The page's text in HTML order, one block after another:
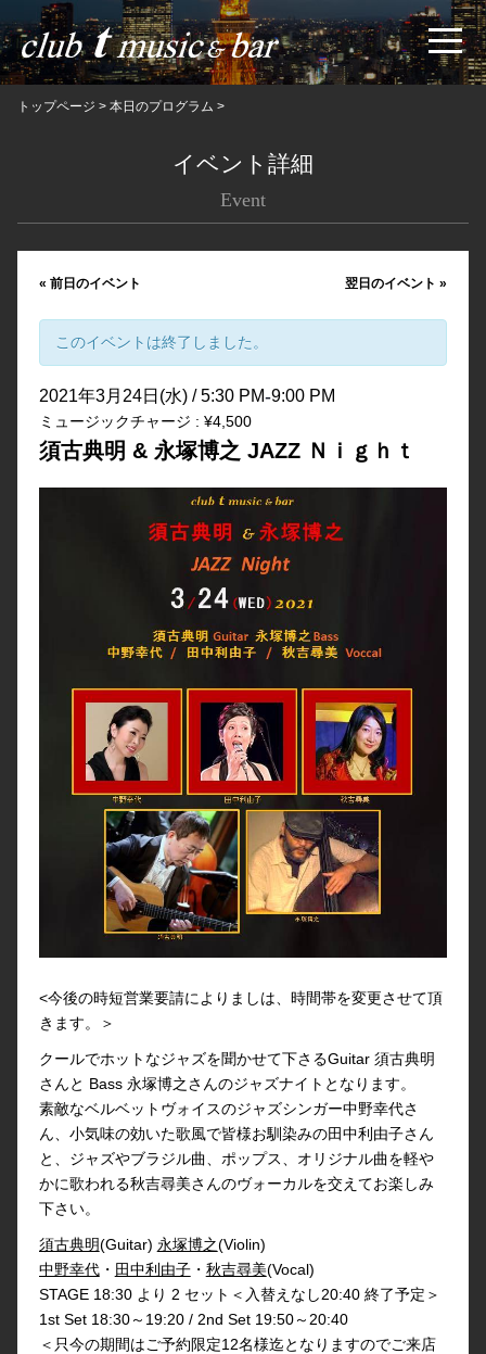
トップページ > 本日のプログラム >
イベント詳細
Event
« 前日のイベント 翌日のイベント»
このイベントは終了しました。
2021年3月24日(水) / 5:30 PM-9:00 PM
ミュージックチャージ : ¥4,500
須古典明 & 永塚博之 JAZZ Ｎｉｇｈｔ
<今後の時短営業要請によりましは、時間帯を変更させて頂
きます。＞
クールでホットなジャズを聞かせて下さるGuitar 須古典明
さんと Bass 永塚博之さんのジャズナイトとなります。
素敵なベルベットヴォイスのジャズシンガー中野幸代さ
ん、小気味の効いた歌風で皆様お馴染みの田中利由子さん
と、ジャズやブラジル曲、ポップス、オリジナル曲を軽や
かに歌われる秋吉尋美さんのヴォーカルを交えてお楽しみ
下さい。
須古典明(Guitar) 永塚博之(Violin)
中野幸代・ 田中利由子・ 秋吉尋美(Vocal)
STAGE 18:30 より 2 セット＜入替えなし20:40 終了予定＞
1st Set 18:30～19:20 / 2nd Set 19:50～20:40
＜只今の期間はご予約限定12名様迄となりますのでご来店